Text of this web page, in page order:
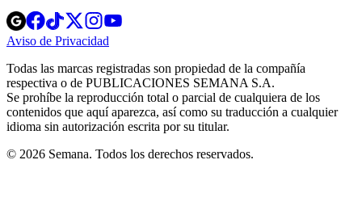
Opens
in
new
Opens
in
new
Opens
in
new
window
Opens
new
windowwindow
Aviso de Privacidad
new
window
Todas las marcas registradas son propiedad de la compañía
respectiva o de PUBLICACIONES SEMANA S.A.
Se prohíbe la reproducción total o parcial de cualquiera de los
contenidos que aquí aparezca, así como su traducción a cualquier
idioma sin autorización escrita por su titular.
© 2026 Semana. Todos los derechos reservados.